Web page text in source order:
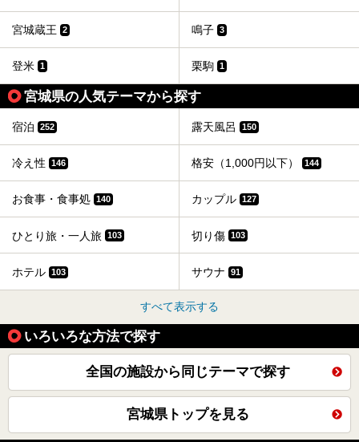
宮城蔵王 2 鳴子 3
登米 1 栗駒 1
宮城県の人気テーマから探す
宿泊 252 露天風呂 150
冷え性 146 格安（1,000円以下） 144
お食事・食事処 140 カップル 127
ひとり旅・一人旅 103 切り傷 103
ホテル 103 サウナ 91
すべて表示する
いろいろな方法で探す
全国の施設から同じテーマで探す
宮城県トップを見る